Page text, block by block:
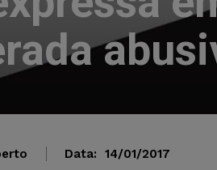
Data: 14/01/2017